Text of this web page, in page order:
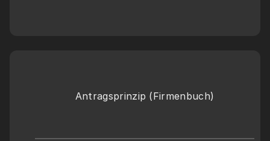
Antragsprinzip (Firmenbuch)